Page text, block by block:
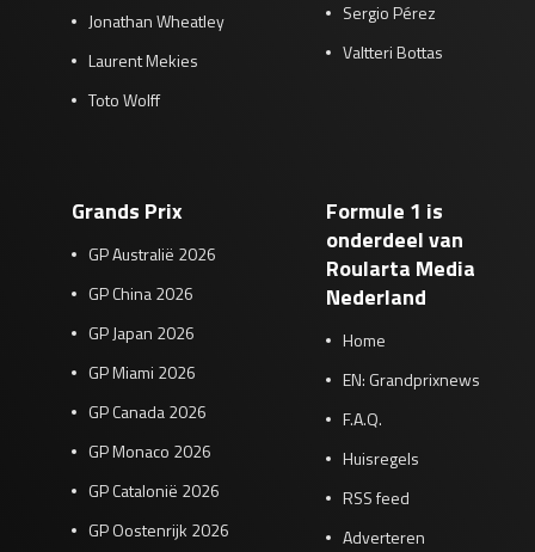
Jonathan Wheatley
Laurent Mekies
Toto Wolff
Sergio Pérez
Valtteri Bottas
Grands Prix
GP Australië 2026
GP China 2026
GP Japan 2026
GP Miami 2026
GP Canada 2026
GP Monaco 2026
GP Catalonië 2026
GP Oostenrijk 2026
Formule 1 is
onderdeel van
Roularta Media
Nederland
Home
EN: Grandprixnews
F.A.Q.
Huisregels
RSS feed
Adverteren